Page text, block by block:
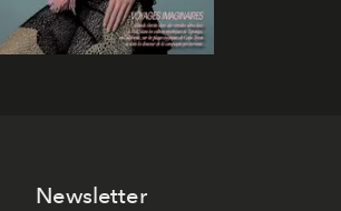
Newsletter